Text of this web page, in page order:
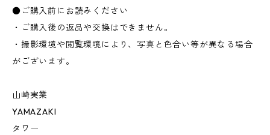
●ご購入前にお読みください
・ご購入後の返品や交換はできません。
・撮影環境や閲覧環境により、写真と色合い等が異なる場合
がございます。
山崎実業
YAMAZAKI
タワー